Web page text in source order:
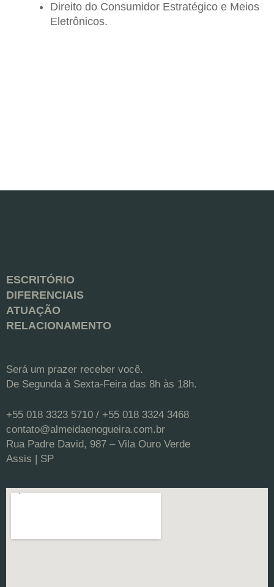
Direito do Consumidor Estratégico e Meios
Eletrônicos.
ESCRITÓRIO
DIFERENCIAIS
ATUAÇÃO
RELACIONAMENTO
Será um prazer receber você.
De Segunda à Sexta-Feira das 8h às 18h.
+55 018 3323 5710 / +55 018 3324 3468
contato@almeidaenogueira.com.br
Rua Padre David, 987 – Vila Ouro Verde
Assis | SP